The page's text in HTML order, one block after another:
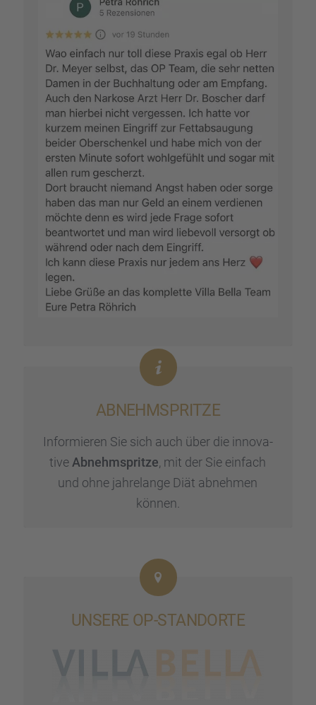
ABNEHMSPRITZE
Infor­mie­ren Sie sich auch über die innova­
tiveAbnehmspritze, mit der Sie einfach
und ohne jahre­lange Diät abneh­men
können.
UNSERE OP-STAND­ORTE